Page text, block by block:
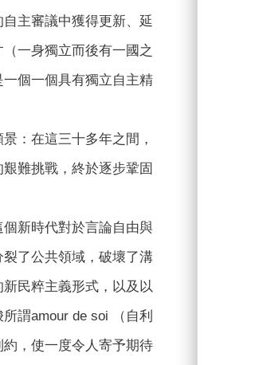
主審議中獲得更新、延
一身獨立而後有一國之
個一個具有獨立自主精
：在這三十多年之間，
難挑戰，終於逐步鞏固
新時代對於言論自由與
了公共領域，破壞了溝
民粹主義形式，以及以
謂amour de soi （自利
，使一度令人寄予期待